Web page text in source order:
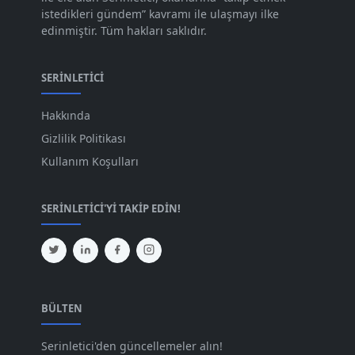
Ağu 2023 [74]
Tem 2023 [76]
Haz 2023
May 2023
Mar 2023
Oca 2023 [87]
Ara 2022 [82]
Eki 2022
Eyl 2022 [72]
istedikleri gündem” kavramı ile ulaşmayı ilke
edinmiştir. Tüm hakları saklıdır.
SERINLETICI
Hakkında
Gizlilik Politikası
Kullanım Koşulları
SERINLETICI'YI TAKIP EDIN!
BÜLTEN
Serinletici'den güncellemeler alın!